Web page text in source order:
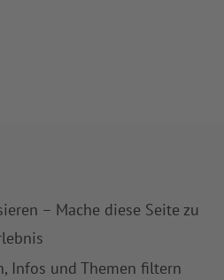
– Mache diese Seite zu
Infos und Themen filtern